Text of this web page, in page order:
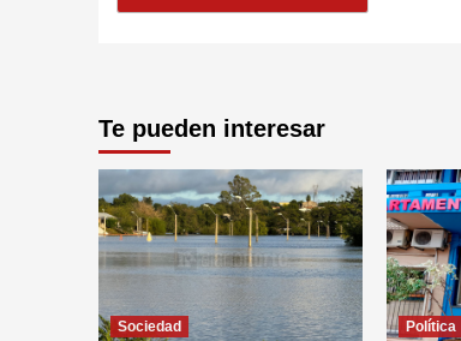
Te pueden interesar
Sociedad Política